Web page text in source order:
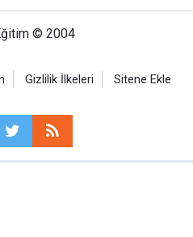
© 2004
Gizlilik İlkeleri Sitene Ekle